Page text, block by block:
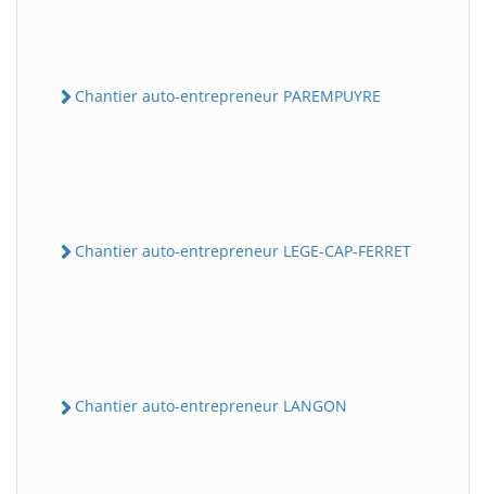
Chantier auto-entrepreneur PAREMPUYRE
Chantier auto-entrepreneur LEGE-CAP-FERRET
Chantier auto-entrepreneur LANGON